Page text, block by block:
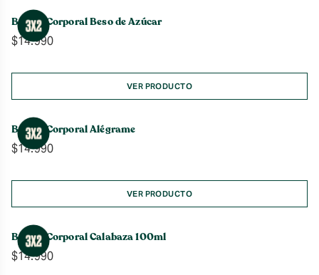
Bruma Corporal Beso de Azúcar
$14.990
VER PRODUCTO
Bruma Corporal Alégrame
$14.990
VER PRODUCTO
Bruma Corporal Calabaza 100ml
$14.990